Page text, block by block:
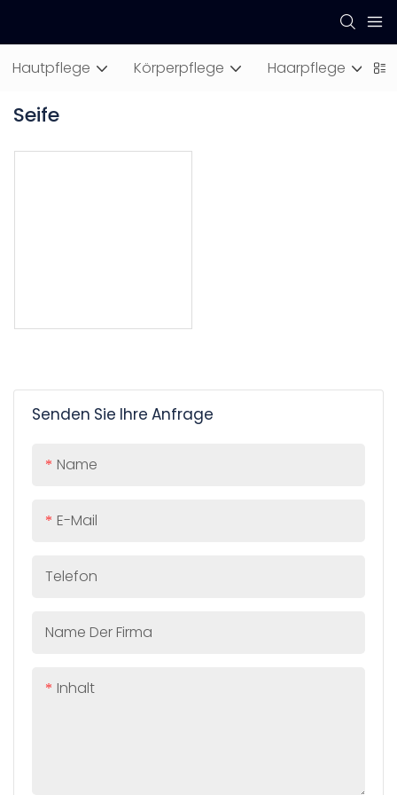
Hautpflege Körperpflege Haarpflege
Seife
Senden Sie Ihre Anfrage
Name
E-Mail
Telefon
Name Der Firma
Inhalt